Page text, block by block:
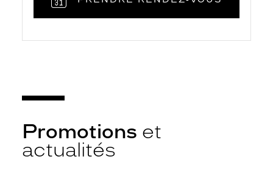
Promotions et
actualités